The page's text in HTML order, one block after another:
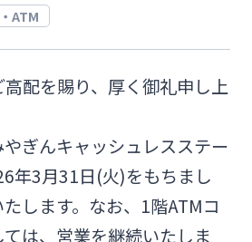
ターネットバンキング
ログオン
Mikatanoシリーズ
ログオン
ATM
配を賜り、厚く御礼申し上
ぎんキャッシュレスステー
年3月31日(火)をもちまし
します。なお、1階ATMコ
は、営業を継続いたしま